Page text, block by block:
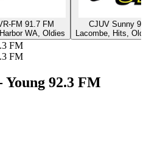
FM 91.7 FM
WA, Oldies
CJUV Sunny
Lacombe, Hits,
FM
FM
Young 92.3 FM